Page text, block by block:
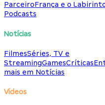
ParceiroFrança e o
Podcasts
Notícias
FilmesSéries, TV e
StreamingGamesCríticas
mais em Notícias
Vídeos